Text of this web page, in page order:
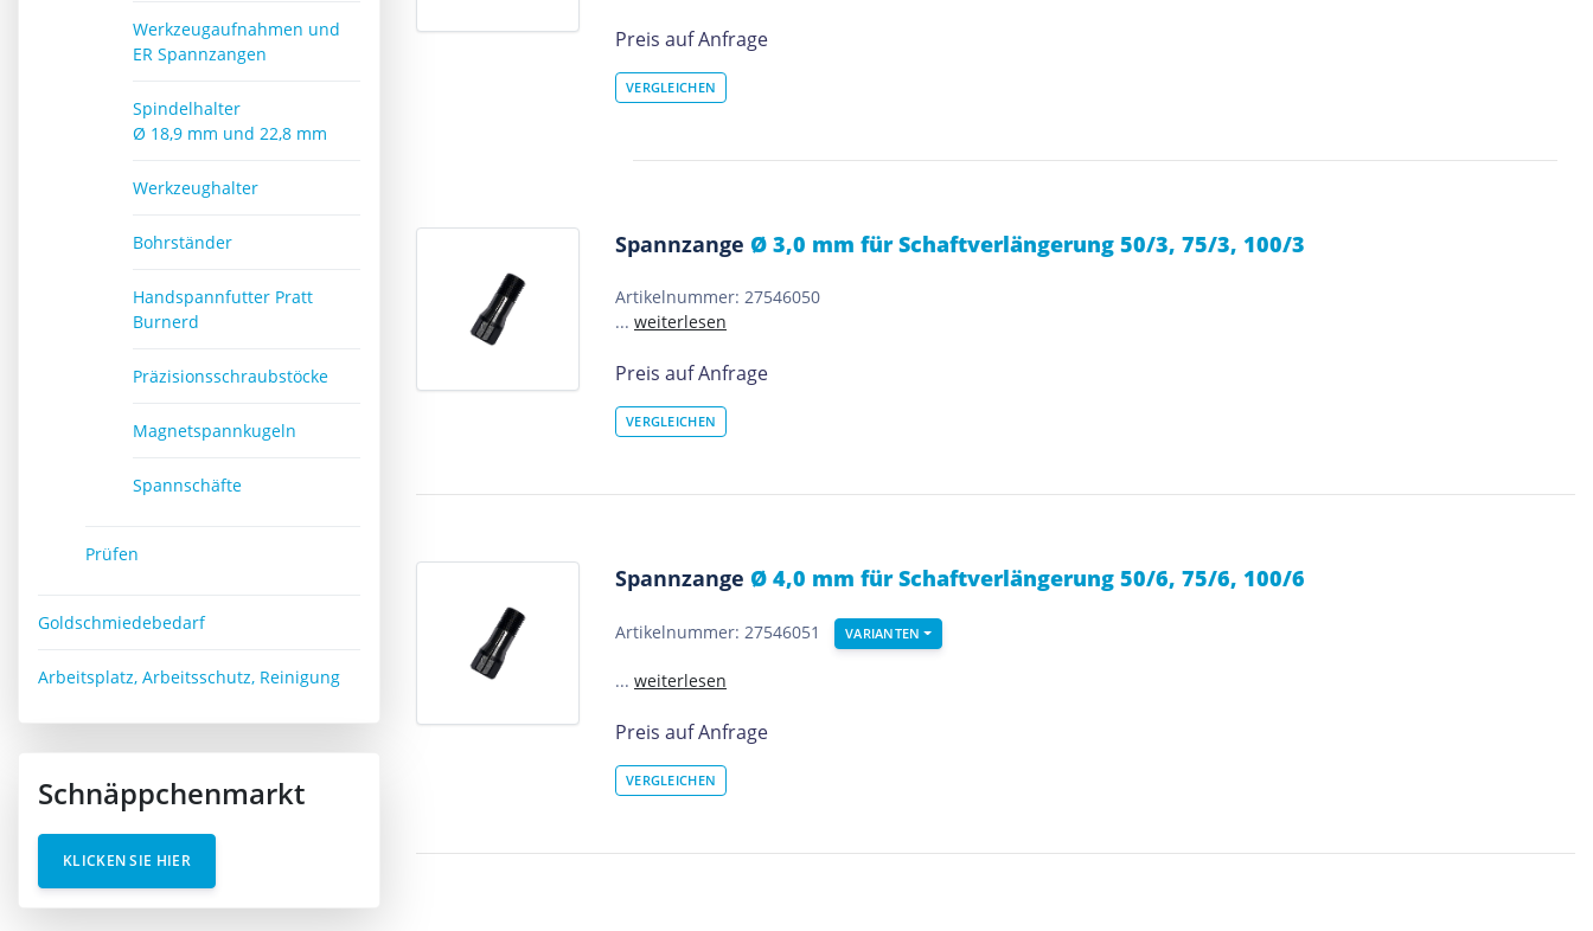
Werkzeugaufnahmen und
ER Spannzangen
Spindelhalter
Ø 18,9 mm und 22,8 mm
Werkzeughalter
Bohrständer
Handspannfutter Pratt
Burnerd
Präzisionsschraubstöcke
Magnetspannkugeln
Spannschäfte
Prüfen
Goldschmiedebedarf
Arbeitsplatz, Arbeitsschutz, Reinigung
Schnäppchenmarkt
KLICKEN SIE HIER
Preis auf Anfrage
Spannzange Ø 3,0 mm für Schaftverlängerung 50/3, 75/3, 100/3
Artikelnummer: 27546050
... weiterlesen
Preis auf Anfrage
Spannzange Ø 4,0 mm für Schaftverlängerung 50/6, 75/6, 100/6
Artikelnummer: 27546051 VARIANTEN
... weiterlesen
Preis auf Anfrage